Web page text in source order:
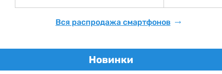
Вся распродажа смартфонов
Новинки